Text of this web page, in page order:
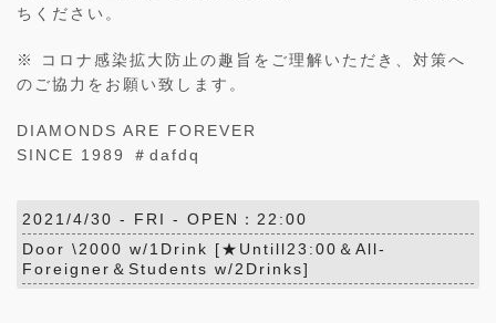
ちください。
※ コロナ感染拡大防止の趣旨をご理解いただき、対策へ
のご協力をお願い致します。
DIAMONDS ARE FOREVER
SINCE 1989 ＃dafdq
2021/4/30 - FRI - OPEN：22:00
Door \2000 w/1Drink [★Untill23:00＆All-
Foreigner＆Students w/2Drinks]